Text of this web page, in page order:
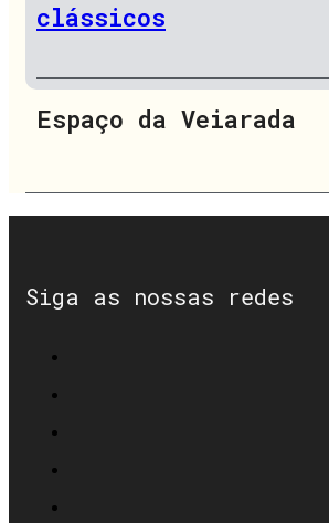
clássicos
Espaço da Veiarada
Siga as nossas redes